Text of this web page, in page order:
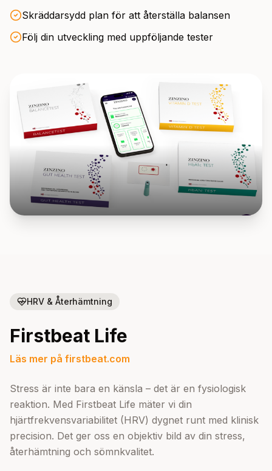
Skräddarsydd plan för att återställa balansen
Följ din utveckling med uppföljande tester
HRV & Återhämtning
Firstbeat Life
Läs mer på firstbeat.com
Stress är inte bara en känsla – det är en fysiologisk
reaktion. Med Firstbeat Life mäter vi din
hjärtfrekvensvariabilitet (HRV) dygnet runt med klinisk
precision. Det ger oss en objektiv bild av din stress,
återhämtning och sömnkvalitet.